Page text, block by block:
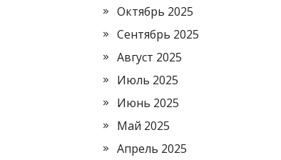
Октябрь 2025
Сентябрь 2025
Август 2025
Июль 2025
Июнь 2025
Май 2025
Апрель 2025